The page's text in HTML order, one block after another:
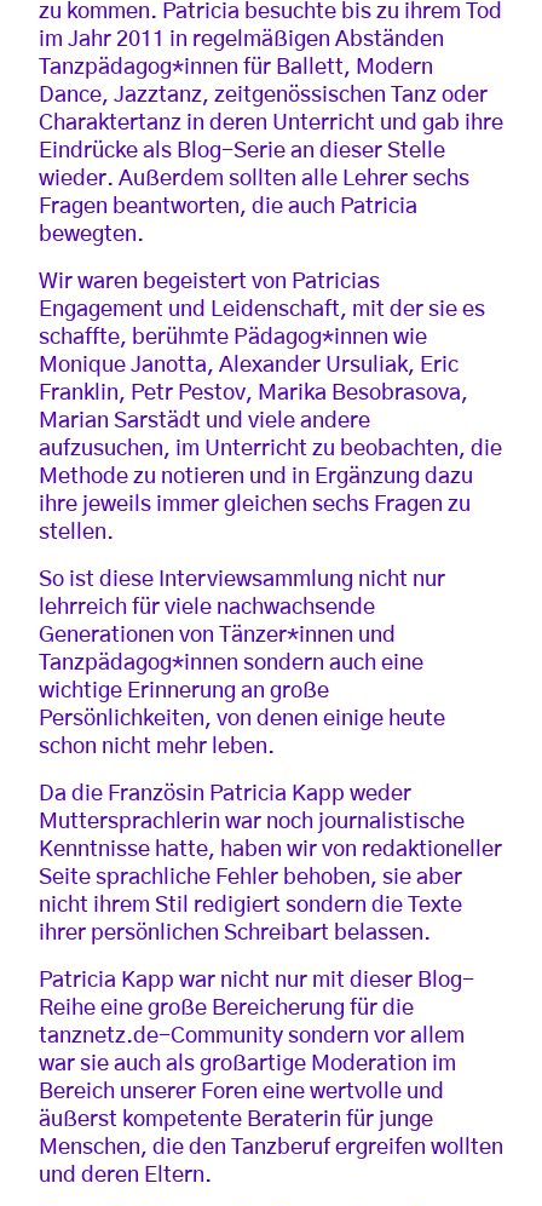
zu kommen. Patricia besuchte bis zu ihrem Tod
im Jahr 2011 in regelmäßigen Abständen
Tanzpädagog*innen für Ballett, Modern
Dance, Jazztanz, zeitgenössischen Tanz oder
Charaktertanz in deren Unterricht und gab ihre
Eindrücke als Blog-Serie an dieser Stelle
wieder. Außerdem sollten alle Lehrer sechs
Fragen beantworten, die auch Patricia
bewegten.
Wir waren begeistert von Patricias
Engagement und Leidenschaft, mit der sie es
schaffte, berühmte Pädagog*innen wie
Monique Janotta, Alexander Ursuliak, Eric
Franklin, Petr Pestov, Marika Besobrasova,
Marian Sarstädt und viele andere
aufzusuchen, im Unterricht zu beobachten, die
Methode zu notieren und in Ergänzung dazu
ihre jeweils immer gleichen sechs Fragen zu
stellen.
So ist diese Interviewsammlung nicht nur
lehrreich für viele nachwachsende
Generationen von Tänzer*innen und
Tanzpädagog*innen sondern auch eine
wichtige Erinnerung an große
Persönlichkeiten, von denen einige heute
schon nicht mehr leben.
Da die Französin Patricia Kapp weder
Muttersprachlerin war noch journalistische
Kenntnisse hatte, haben wir von redaktioneller
Seite sprachliche Fehler behoben, sie aber
nicht ihrem Stil redigiert sondern die Texte
ihrer persönlichen Schreibart belassen.
Patricia Kapp war nicht nur mit dieser Blog-
Reihe eine große Bereicherung für die
tanznetz.de-Community sondern vor allem
war sie auch als großartige Moderation im
Bereich unserer Foren eine wertvolle und
äußerst kompetente Beraterin für junge
Menschen, die den Tanzberuf ergreifen wollten
und deren Eltern.